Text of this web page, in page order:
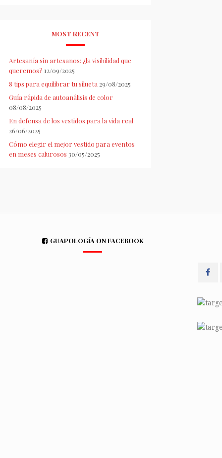
MOST RECENT
Artesanía sin artesanos: ¿la visibilidad que
queremos? 12/09/2025
8 tips para equilibrar tu silueta 29/08/2025
Guía rápida de autoanálisis de color
08/08/2025
En defensa de los vestidos para la vida real
26/06/2025
Cómo elegir el mejor vestido para eventos
en meses calurosos 30/05/2025
GUAPOLOGÍA ON FACEBOOK